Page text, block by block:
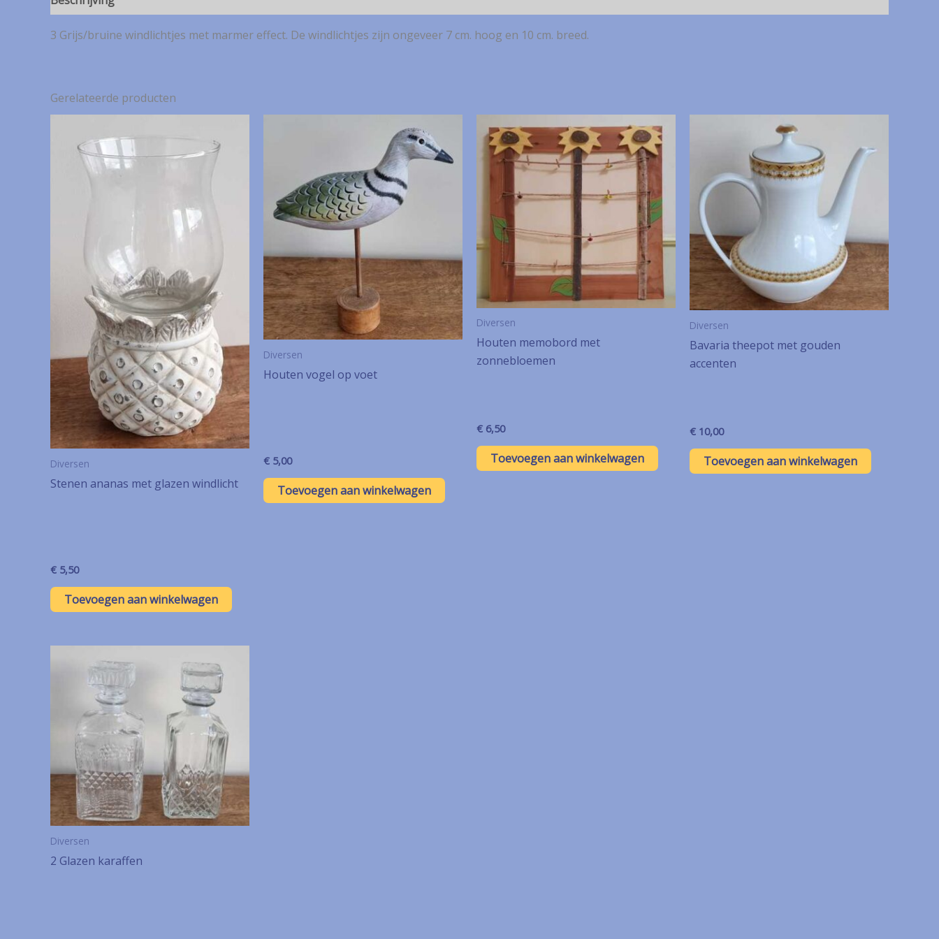
3 Grijs/bruine windlichtjes met marmer effect. De windlichtjes zijn ongeveer 7 cm. hoog en 10 cm. breed.
Gerelateerde producten
Diversen
Stenen ananas met glazen windlicht
€ 5,50
Toevoegen aan winkelwagen
Diversen
Houten vogel op voet
€ 5,00
Toevoegen aan winkelwagen
Diversen
Houten memobord met
zonnebloemen
€ 6,50
Toevoegen aan winkelwagen
Diversen
Bavaria theepot met gouden
accenten
€ 10,00
Toevoegen aan winkelwagen
Diversen
2 Glazen karaffen